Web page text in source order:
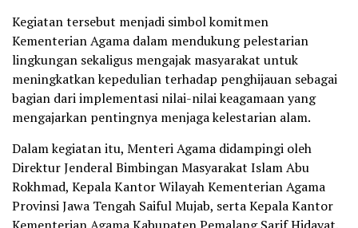
Kegiatan tersebut menjadi simbol komitmen
Kementerian Agama dalam mendukung pelestarian
lingkungan sekaligus mengajak masyarakat untuk
meningkatkan kepedulian terhadap penghijauan sebagai
bagian dari implementasi nilai-nilai keagamaan yang
mengajarkan pentingnya menjaga kelestarian alam.
Dalam kegiatan itu, Menteri Agama didampingi oleh
Direktur Jenderal Bimbingan Masyarakat Islam Abu
Rokhmad, Kepala Kantor Wilayah Kementerian Agama
Provinsi Jawa Tengah Saiful Mujab, serta Kepala Kantor